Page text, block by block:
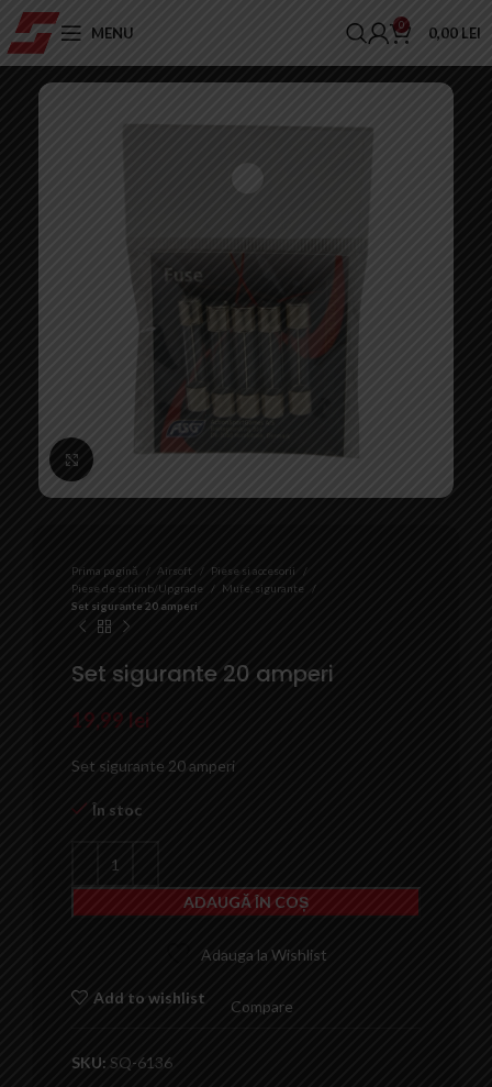
MENU 0 0,00 LEI
Click to enlarge
Prima pagină Airsoft
Piese si accesorii
Piese de schimb/Upgrade
Mufe, sigurante
Set sigurante 20 amperi
Set sigurante 20 amperi
19,99 lei
Set sigurante 20 amperi
În stoc
ADAUGĂ ÎN COȘ
Adauga la Wishlist
Add to wishlist
Compare
SKU: SQ-6136